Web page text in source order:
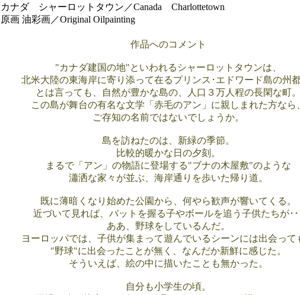
カナダ シャーロットタウン／Canada Charlottetown
原画 油彩画／Original Oilpainting
作品へのコメント
"カナダ建国の地"といわれるシャーロットタウンは、
北米大陸の東海岸に寄り添って在るプリンス･エドワード島の州都
とは言っても、自然が豊かな島の、人口３万人程の長閑な町。
この島が舞台の有名な文学「赤毛のアン」に親しまれた方なら
ご存知の名前ではないでしょうか。
島を訪ねたのは、新緑の季節。
比較的暖かな日の夕刻。
まるで「アン」の物語に登場する"ブナの木屋敷"のような
瀟洒な家々が並ぶ、海岸通りを歩いた帰り道。
既に薄暗くなり始めた公園から、何やら歓声が響いてくる。
近づいて見れば、バットを握る子やボールを追う子供たちが･･
ああ、野球をしているんだ。
ヨーロッパでは、子供が集まって遊んでいるシーンには出会って
"野球"に出会ったことが無く、なんだか新鮮に感じた。
そういえば、絵の中に描いたことも無かった。
自分も小学生の頃。